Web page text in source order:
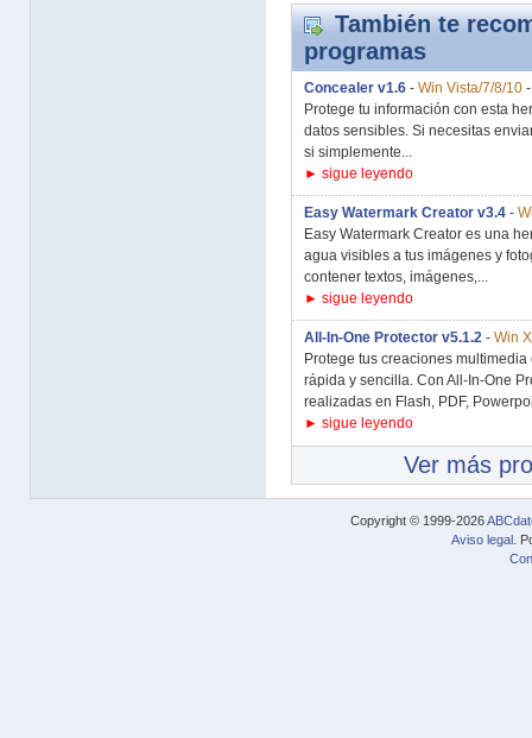
También te
programas
Concealer v1.6 - Win Vista/7/8/10
Protege tu información con esta
datos sensibles. Si necesitas
si simplemente...
► sigue leyendo
Easy Watermark Creator v3.4 -
Easy Watermark Creator es una
agua visibles a tus imágenes y
contener textos, imágenes,...
► sigue leyendo
All-In-One Protector v5.1.2 - Win
Protege tus creaciones
rápida y sencilla. Con All-In-One
realizadas en Flash, PDF,
► sigue leyendo
Ver más
Copyright © 1999-2026
Aviso legal .